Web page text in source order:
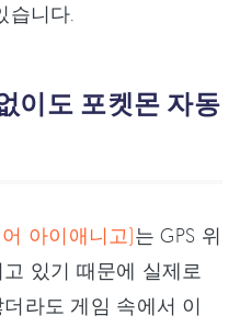
습니다.
이도 포켓몬 자동
아이애니고)는 GPS 위
있기 때문에 실제로
라도 게임 속에서 이